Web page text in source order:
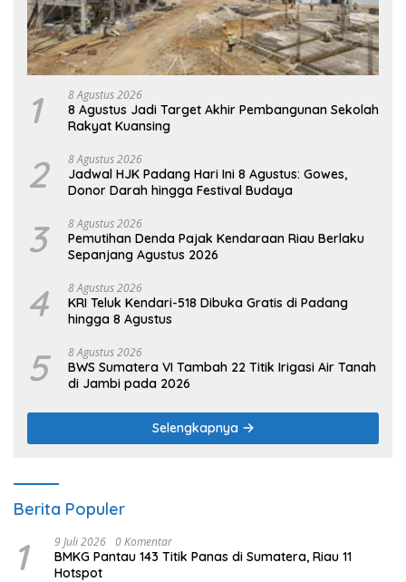
1 8 Agustus 2026
8 Agustus Jadi Target Akhir Pembangunan Sekolah
Rakyat Kuansing
2 8 Agustus 2026
Jadwal HJK Padang Hari Ini 8 Agustus: Gowes,
Donor Darah hingga Festival Budaya
3 8 Agustus 2026
Pemutihan Denda Pajak Kendaraan Riau Berlaku
Sepanjang Agustus 2026
4 8 Agustus 2026
KRI Teluk Kendari-518 Dibuka Gratis di Padang
hingga 8 Agustus
5 8 Agustus 2026
BWS Sumatera VI Tambah 22 Titik Irigasi Air Tanah
di Jambi pada 2026
Selengkapnya
Berita Populer
1 9 Juli 2026 0 Komentar
BMKG Pantau 143 Titik Panas di Sumatera, Riau 11
Hotspot